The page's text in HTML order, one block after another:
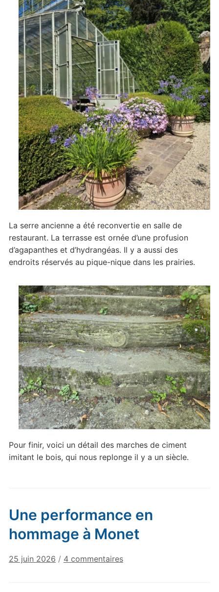
La serre ancienne a été reconvertie en salle de
restaurant. La terrasse est ornée d’une profusion
d’agapanthes et d’hydrangéas. Il y a aussi des
endroits réservés au pique-nique dans les prairies.
Pour finir, voici un détail des marches de ciment
imitant le bois, qui nous replonge il y a un siècle.
Une performance en
hommage à Monet
25 juin 2026 / 4 commentairessur